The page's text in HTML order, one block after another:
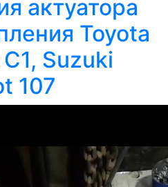
актуатора
Toyota
Suzuki
107